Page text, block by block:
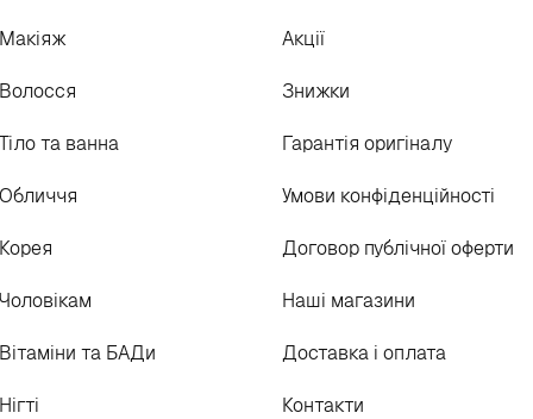
Макіяж
Волосся
Тіло та ванна
Обличчя
Корея
Чоловікам
Вітаміни та БАДи
Нігті
Акції
Знижки
Гарантія оригіналу
Умови конфіденційності
Договор публічної оферти
Наші магазини
Доставка і оплата
Контакти